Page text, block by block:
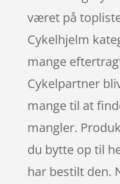
været på
Cykelhjelm
mange
Cykelpartner
mange til at
mangler.
du bytte op til
har bestilt den.